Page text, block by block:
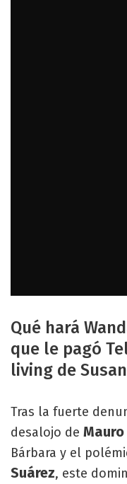
Qué hará
que le pagó
living de
Tras la fuerte
desalojo de
Bárbara y el
Suárez, este